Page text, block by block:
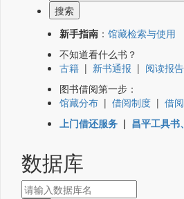
新手指南 ： 馆藏检索与使用
不知道看什么书？
古籍 | 新书通报 | 阅读报告
图书借阅第一步：
馆藏分布 | 借阅制度 | 借
上门借还服务 | 昌平工具书
数据库